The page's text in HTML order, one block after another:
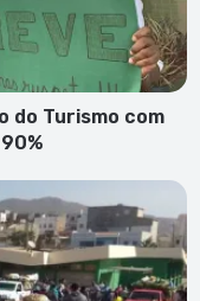
do Turismo com